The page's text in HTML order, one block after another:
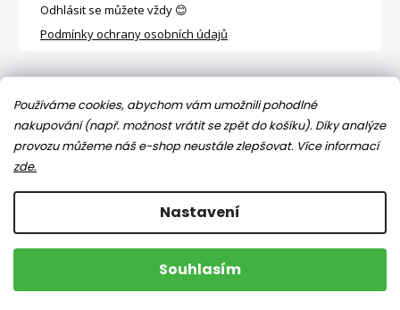
Používáme cookies, abychom vám umožnili pohodlné
nakupování (např. možnost vrátit se zpět do košíku). Díky analýze
provozu můžeme náš e-shop neustále zlepšovat. Více informací
zde.
Nastavení
Souhlasím
Odhlásit se můžete vždy 😊
Podmínky ochrany osobních údajů
Facebook
Copyright 2026Jsem máma. Všechna práva vyhrazena.
Upravit nastavení cookies